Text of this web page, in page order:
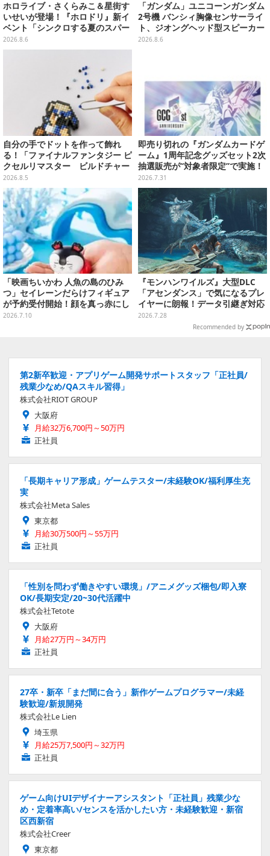
ホロライブ・さくらみこ＆星街す
いせいが登場！『ホロドリ』新イ
ベント「シンクロする夏のスパー
クル」開催決定ーmiCometのイ
ベントメモリーや楽曲などが新た
2026.8.6
「ガンダム」ユニコーンガンダム
2号機 バンシィ胸像センサーライ
ト、ジオングヘッド型スピーカー
が順次プライズ展開！
2026.8.6
自分の手でドットを作って飾れ
る！「ファイナルファンタジー ピ
クセルリマスター ビルドチャー
ムコレクション Vol.3」が予約
開始
2026.8.5
即売り切れの『ガンダムカードゲ
ーム』1周年記念グッズセット2次
抽選販売が“対象者限定”で実施！
プレバン全会員向け3次抽選も
2026.7.31
「映画ちいかわ 人魚の島のひみ
つ」セイレーンだらけフィギュア
が予約受付開始！顔を真っ赤にし
て口を塞ぐ姿など全6種
2026.7.10
『モンハンワイルズ』大型DLC
「アセンダンス」で気になるプレ
イヤーに朗報！データ引継ぎ対応
の「序盤体験版」が配信決定
2026.7.28
Recommended by
第2新卒歓迎・アプリゲーム開発サポートスタッフ「正社員/
残業少なめ/QAスキル習得」
株式会社RIOT GROUP
大阪府
月給32万6,700円～50万円
正社員
「長期キャリア形成」ゲームテスター/未経験OK/福利厚生充
実
株式会社Meta Sales
東京都
月給30万500円～55万円
正社員
「性別を問わず働きやすい環境」/アニメグッズ梱包/即入寮
OK/長期安定/20~30代活躍中
株式会社Tetote
大阪府
月給27万円～34万円
正社員
27卒・新卒「まだ間に合う」新作ゲームプログラマー/未経
験歓迎/新規開発
株式会社Le Lien
埼玉県
月給25万7,500円～32万円
正社員
ゲーム向けUIデザイナーアシスタント「正社員」残業少な
め・定着率高い/センスを活かしたい方・未経験歓迎・新宿
区西新宿
株式会社Creer
東京都